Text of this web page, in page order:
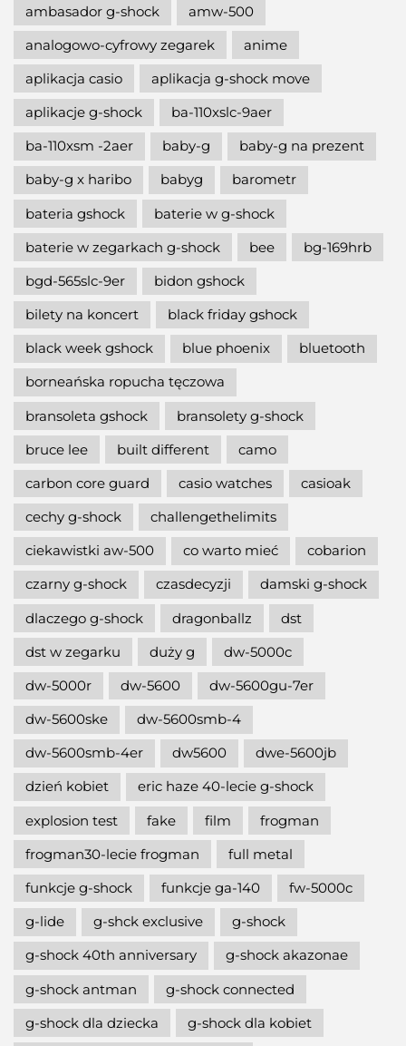
ambasador g-shock
amw-500
analogowo-cyfrowy zegarek
anime
aplikacja casio
aplikacja g-shock move
aplikacje g-shock
ba-110xslc-9aer
ba-110xsm -2aer
baby-g
baby-g na prezent
baby-g x haribo
babyg
barometr
bateria gshock
baterie w g-shock
baterie w zegarkach g-shock
bee
bg-169hrb
bgd-565slc-9er
bidon gshock
bilety na koncert
black friday gshock
black week gshock
blue phoenix
bluetooth
borneańska ropucha tęczowa
bransoleta gshock
bransolety g-shock
bruce lee
built different
camo
carbon core guard
casio watches
casioak
cechy g-shock
challengethelimits
ciekawistki aw-500
co warto mieć
cobarion
czarny g-shock
czasdecyzji
damski g-shock
dlaczego g-shock
dragonballz
dst
dst w zegarku
duży g
dw-5000c
dw-5000r
dw-5600
dw-5600gu-7er
dw-5600ske
dw-5600smb-4
dw-5600smb-4er
dw5600
dwe-5600jb
dzień kobiet
eric haze 40-lecie g-shock
explosion test
fake film
frogman
frogman30-lecie frogman
full metal
funkcje g-shock
funkcje ga-140
fw-5000c
g-lide
g-shck exclusive
g-shock
g-shock 40th anniversary
g-shock akazonae
g-shock antman
g-shock connected
g-shock dla dziecka
g-shock dla kobiet